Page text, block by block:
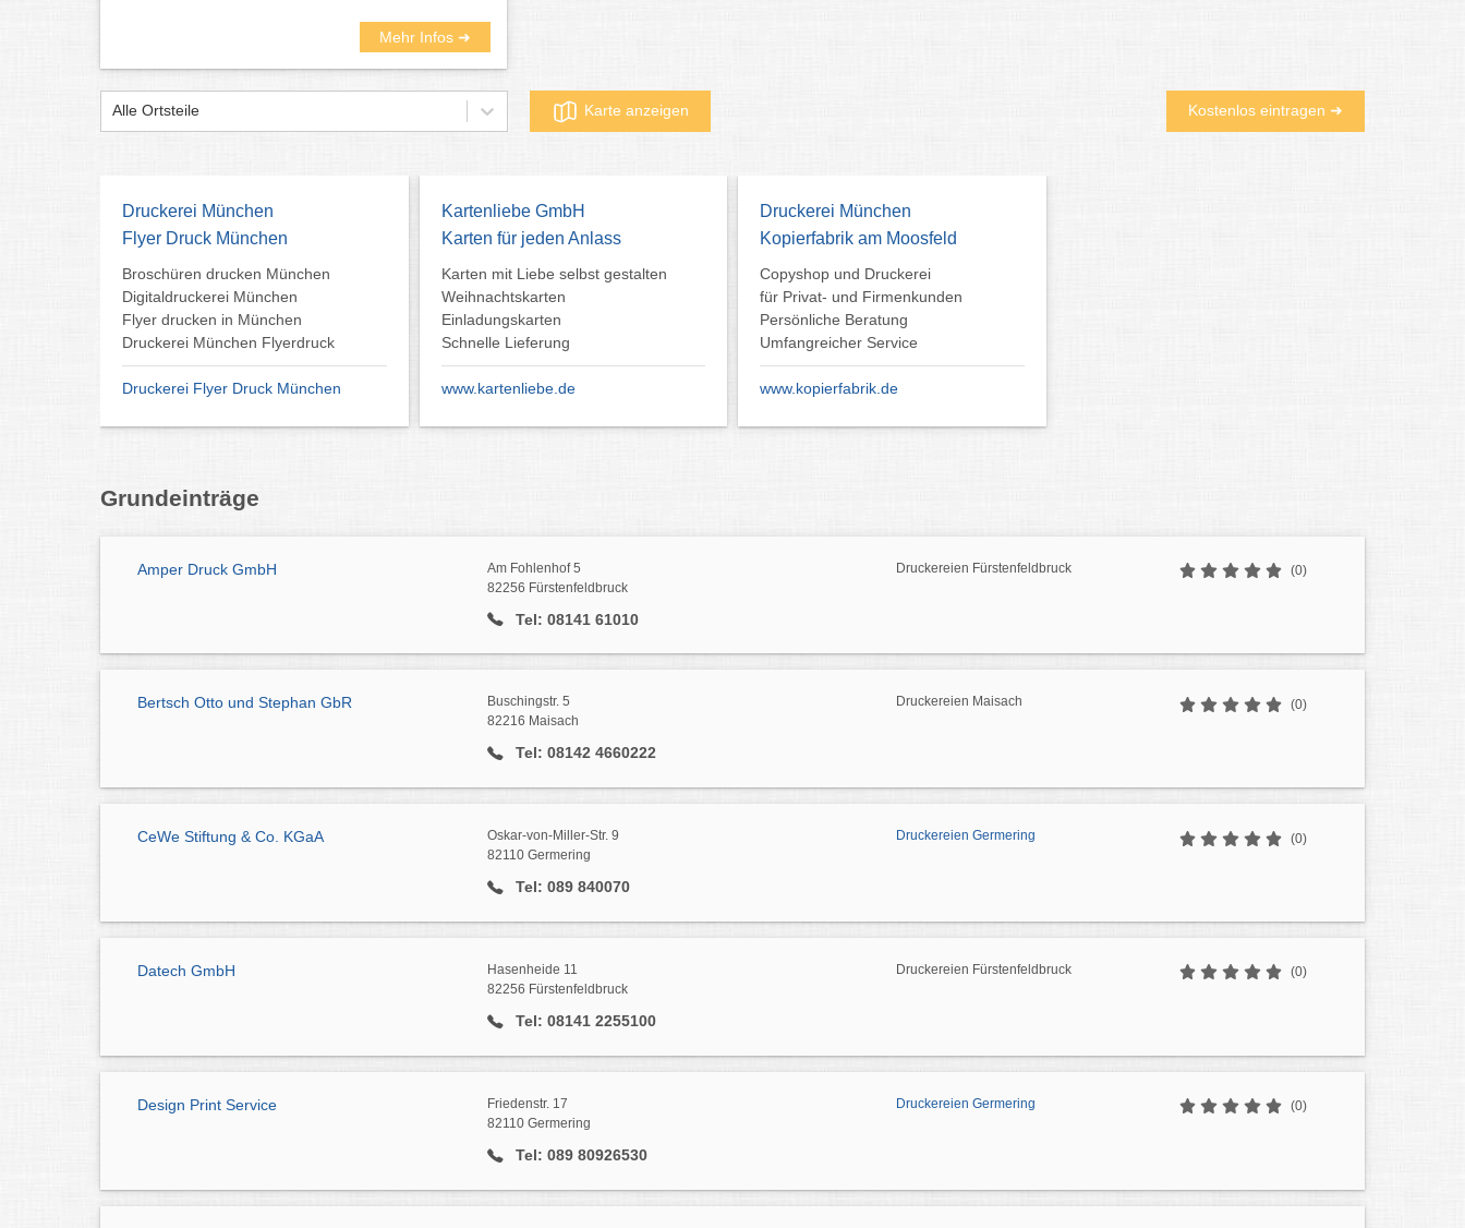
Mehr Infos ➜
Alle Ortsteile Karte anzeigen Kostenlos eintragen ➜
Druckerei München
Flyer Druck München
Broschüren drucken München
Digitaldruckerei München
Flyer drucken in München
Druckerei München Flyerdruck
Druckerei Flyer Druck München
Kartenliebe GmbH
Karten für jeden Anlass
Karten mit Liebe selbst gestalten
Weihnachtskarten
Einladungskarten
Schnelle Lieferung
www.kartenliebe.de
Druckerei München
Kopierfabrik am Moosfeld
Copyshop und Druckerei
für Privat- und Firmenkunden
Persönliche Beratung
Umfangreicher Service
www.kopierfabrik.de
Grundeinträge
Amper Druck GmbH
Am Fohlenhof 5
82256 Fürstenfeldbruck
Tel: 08141 61010
Druckereien Fürstenfeldbruck (0)
Bertsch Otto und Stephan GbR
Buschingstr. 5
82216 Maisach
Tel: 08142 4660222
Druckereien Maisach (0)
CeWe Stiftung & Co. KGaA
Oskar-von-Miller-Str. 9
82110 Germering
Tel: 089 840070
Druckereien Germering (0)
Datech GmbH
Hasenheide 11
82256 Fürstenfeldbruck
Tel: 08141 2255100
Druckereien Fürstenfeldbruck (0)
Design Print Service
Friedenstr. 17
82110 Germering
Tel: 089 80926530
Druckereien Germering (0)